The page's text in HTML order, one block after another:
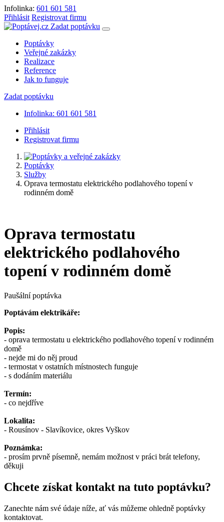
Infolinka: 601 601 581
Přihlásit Registrovat firmu
Zadat poptávku
Poptávky
Veřejné zakázky
Realizace
Reference
Jak to funguje
Zadat poptávku
Infolinka: 601 601 581
Přihlásit
Registrovat firmu
Poptávky
Služby
Oprava termostatu elektrického podlahového topení v
rodinném domě
Oprava termostatu
elektrického podlahového
topení v rodinném domě
Paušální poptávka
Poptávám elektrikáře:
Popis:
- oprava termostatu u elektrického podlahového topení v rodinném
domě
- nejde mi do něj proud
- termostat v ostatních místnostech funguje
- s dodáním materiálu
Termín:
- co nejdříve
Lokalita:
- Rousínov - Slavíkovice, okres Vyškov
Poznámka:
- prosím prvně písemně, nemám možnost v práci brát telefony,
děkuji
Chcete získat kontakt na tuto poptávku?
Zanechte nám své údaje níže, ať vás můžeme ohledně poptávky
kontaktovat.